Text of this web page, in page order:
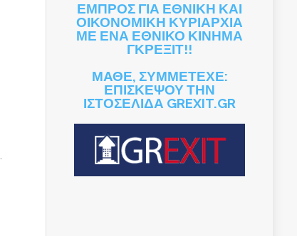
ΕΜΠΡΟΣ ΓΙΑ ΕΘΝΙΚΗ ΚΑΙ
ΟΙΚΟΝΟΜΙΚΗ ΚΥΡΙΑΡΧΙΑ
ΜΕ ΕΝΑ ΕΘΝΙΚΟ ΚΙΝΗΜΑ
ΓΚΡΕΞΙΤ!!
ΜΑΘΕ, ΣΥΜΜΕΤΕΧΕ:
ΕΠΙΣΚΕΨΟΥ ΤΗΝ
ΙΣΤΟΣΕΛΙΔΑ GREXIT.GR